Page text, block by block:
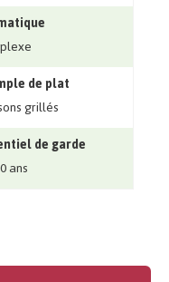
de plat
grillés
de garde
ans